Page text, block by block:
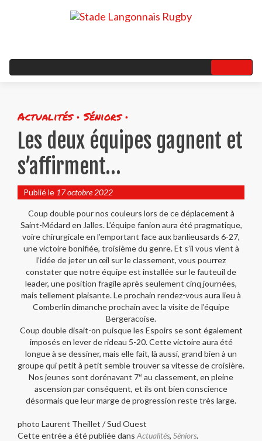
Actualités • Séniors •
Les deux équipes gagnent et
s’affirment…
Publié le 17 octobre 2022
Coup double pour nos couleurs lors de ce déplacement à
Saint-Médard en Jalles. L’équipe fanion aura été pragmatique,
voire chirurgicale en l’emportant face aux banlieusards 6-27,
une victoire bonifiée, troisième du genre. Et s’il vous vient à
l’idée de jeter un œil sur le classement, vous pourrez
constater que notre équipe est installée sur le fauteuil de
leader, une position fragile après seulement cinq journées,
mais tellement plaisante. Le prochain rendez-vous aura lieu à
Comberlin dimanche prochain avec la visite de l’équipe
Bergeracoise.
Coup double disait-on puisque les Espoirs se sont également
imposés en lever de rideau 5-20. Cette victoire aura été
longue à se dessiner, mais elle fait, là aussi, grand bien à un
groupe qui petit à petit semble trouver sa vitesse de croisière.
Nos jeunes sont dorénavant 7e au classement, en pleine
ascension par conséquent, et ils ont bien conscience
désormais que leur marge de progression reste très large.
photo Laurent Theillet / Sud Ouest
Cette entrée a été publiée dans Actualités, Séniors.